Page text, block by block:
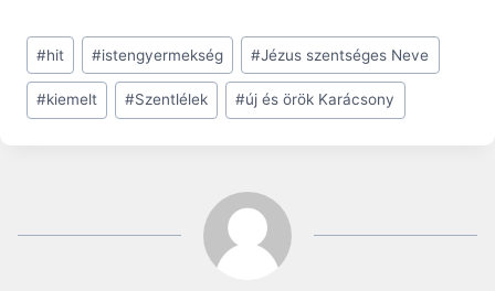
Post
Tags:
#hit #istengyermekség #Jézus szentséges Neve
#kiemelt #Szentlélek #új és örök Karácsony